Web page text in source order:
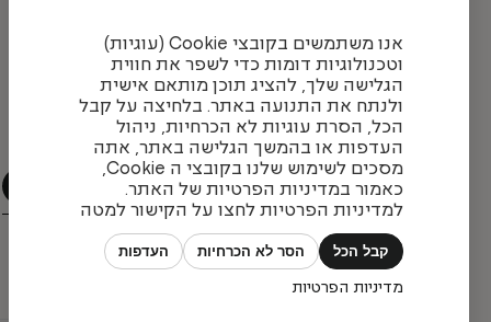
עדכונים והשראה מאיתנו
הצטרפו לניוזלטר שלנו כדי להתעדכן בעיצובים חדשים,
פרויקטים מעניינים ומגמות בתחום
אנו משתמשים בקובצי Cookie (עוגיות)
וטכנולוגיות דומות כדי לשפר את חווית
הגלישה שלך, להציג תוכן מותאם אישית
ולנתח את התנועה באתר. בלחיצה על קבל
הכל, הסרת עוגיות לא הכרחיות, ניהול
העדפות או בהמשך הגלישה באתר, אתה
מסכים לשימוש שלנו בקובצי ה Cookie,
כאמור במדיניות הפרטיות של האתר.
למדיניות הפרטיות לחצו על הקישור למטה
קבל הכל הסר לא הכרחיות העדפות
מדיניות הפרטיות